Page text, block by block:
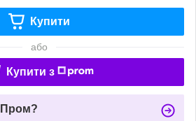
Купити
або
Купити з
Пром?